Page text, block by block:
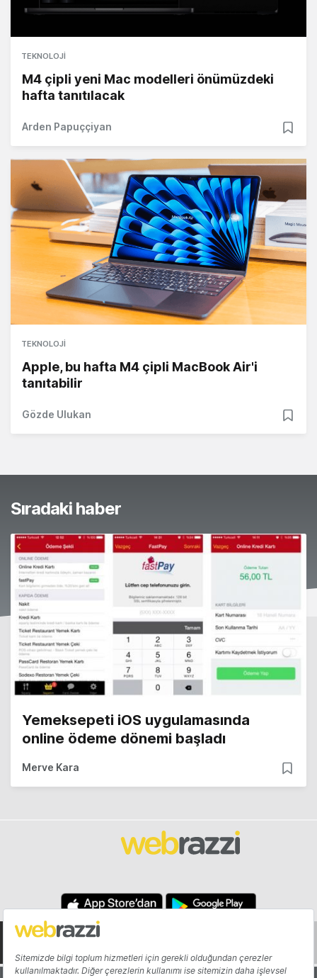
TEKNOLOJI
M4 çipli yeni Mac modelleri önümüzdeki
hafta tanıtılacak
Arden Papuççiyan
TEKNOLOJI
Apple, bu hafta M4 çipli MacBook Air'i
tanıtabilir
Gözde Ulukan
Sıradaki haber
Yemeksepeti iOS uygulamasında
online ödeme dönemi başladı
Merve Kara